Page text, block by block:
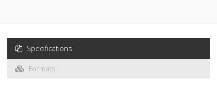
Specifications
Formats